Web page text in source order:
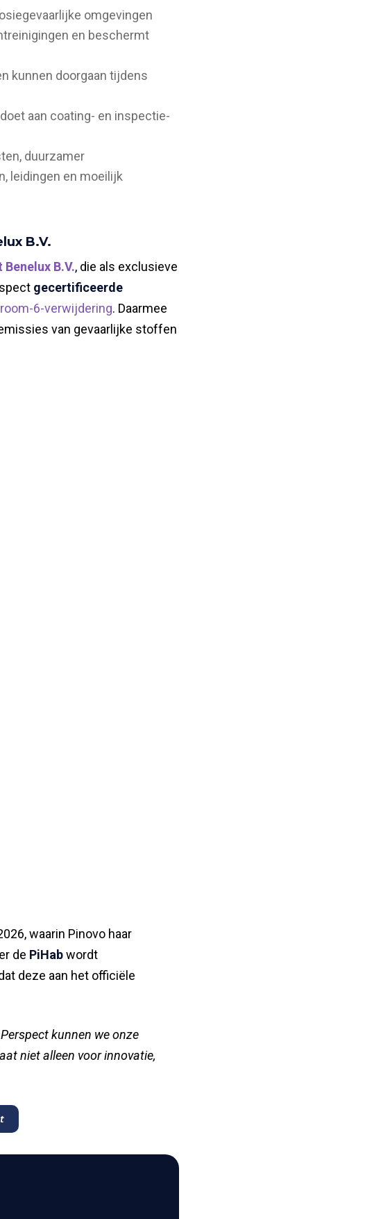
omgevingen
en beschermt
kunnen doorgaan tijdens
aan coating- en inspectie-
duurzamer
leidingen en moeilijk
B.V.
Benelux B.V., die als exclusieve
gecertificeerde
6-verwijdering. Daarmee
van gevaarlijke stoffen
waarin Pinovo haar
de PiHabwordt
deze aan het officiële
kunnen we onze
niet alleen voor innovatie,